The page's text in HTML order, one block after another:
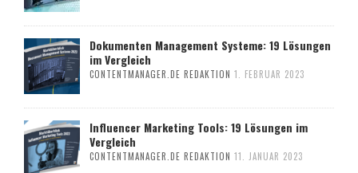
Dokumenten Management Systeme: 19 Lösungen
im Vergleich
CONTENTMANAGER.DE REDAKTION 1. FEBRUAR 2023
Influencer Marketing Tools: 19 Lösungen im
Vergleich
CONTENTMANAGER.DE REDAKTION 11. JANUAR 2023